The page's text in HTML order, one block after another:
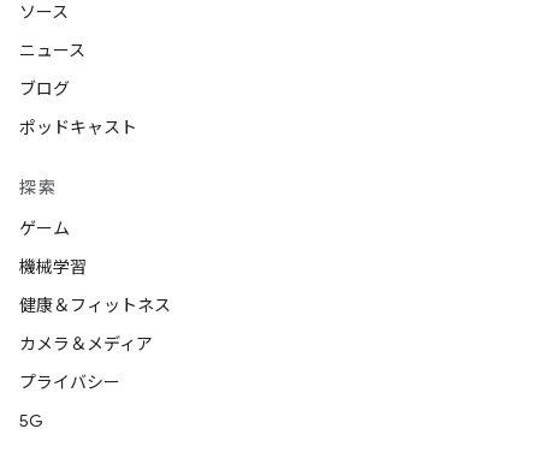
ソース
ニュース
ブログ
ポッドキャスト
探索
ゲーム
機械学習
健康＆フィットネス
カメラ＆メディア
プライバシー
5G